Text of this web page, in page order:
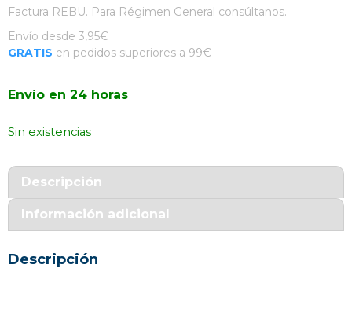
Factura REBU. Para Régimen General consúltanos.
Envío desde 3,95€
GRATIS en pedidos superiores a 99€
Envío en 24 horas
Sin existencias
Descripción
Información adicional
Descripción